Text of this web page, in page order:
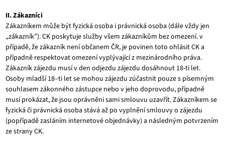
II. Zákazníci
Zákazníkem může být fyzická osoba i právnická osoba (dále vždy jen
„zákazník”). CK poskytuje služby všem zákazníkům bez omezení. v
případě, že zákazník není občanem ČR, je povinen toto ohlásit CK a
případně respektovat omezení vyplývající z mezinárodního práva.
Zákazník zájezdu musí v den odjezdu zájezdu dosáhnout 18-ti let.
Osoby mladší 18–ti let se mohou zájezdu zúčastnit pouze s písemným
souhlasem zákonného zástupce nebo v jeho doprovodu, případně
musí prokázat, že jsou oprávněni sami smlouvu uzavřít. Zákazníkem se
fyzická či právnická osoba stává až po vyplnění smlouvy o zájezdu
(popřípadě zasláním internetové objednávky) a následným potvrzením
ze strany CK.